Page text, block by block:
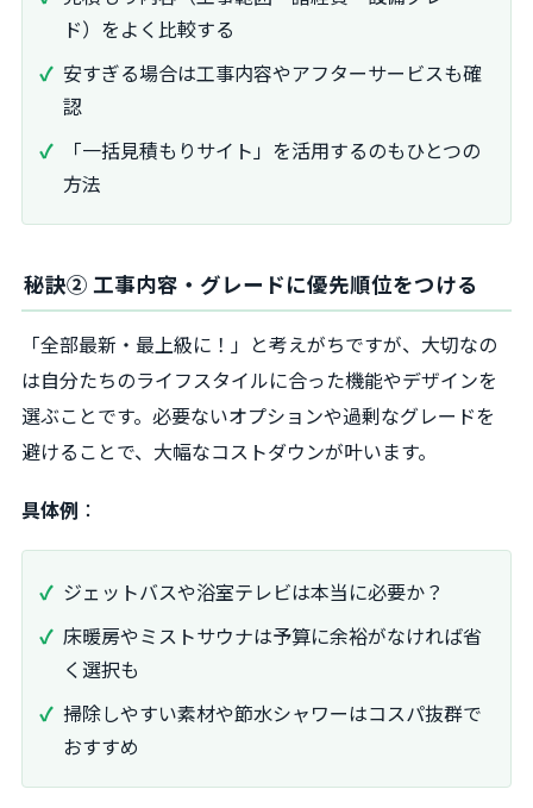
ド）をよく比較する
安すぎる場合は工事内容やアフターサービスも確
認
「一括見積もりサイト」を活用するのもひとつの
方法
秘訣② 工事内容・グレードに優先順位をつける
「全部最新・最上級に！」と考えがちですが、大切なの
は自分たちのライフスタイルに合った機能やデザインを
選ぶことです。必要ないオプションや過剰なグレードを
避けることで、大幅なコストダウンが叶います。
具体例 ：
ジェットバスや浴室テレビは本当に必要か？
床暖房やミストサウナは予算に余裕がなければ省
く選択も
掃除しやすい素材や節水シャワーはコスパ抜群で
おすすめ